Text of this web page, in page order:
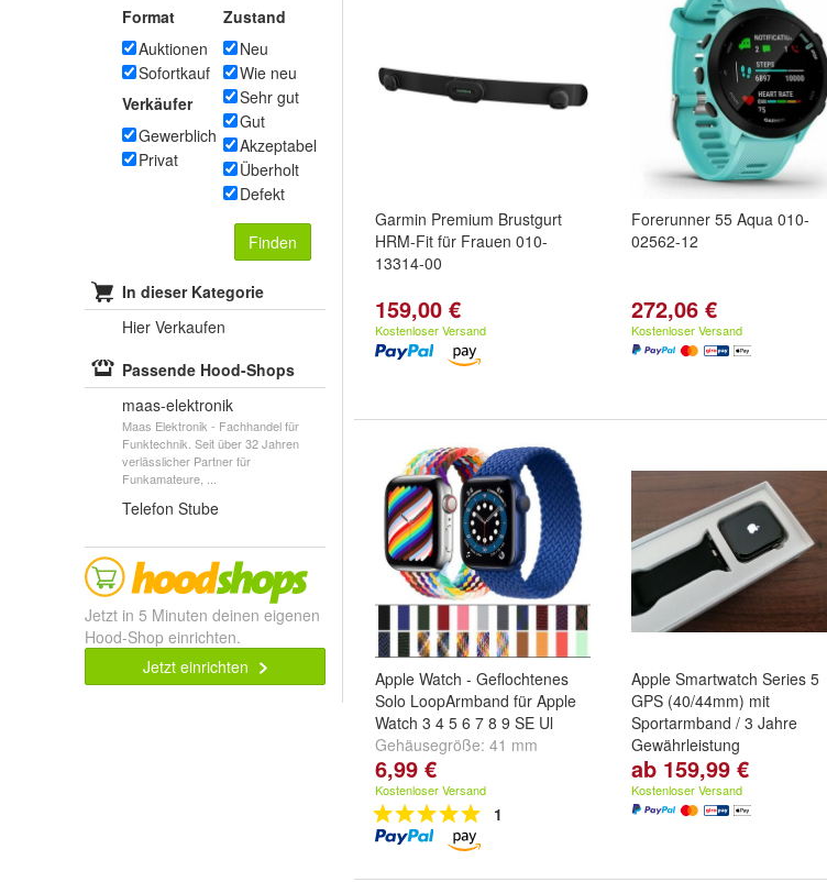
Format
Auktionen
Sofortkauf
Verkäufer
Gewerblich
Privat
Zustand
Neu
Wie neu
Sehr gut
Gut
Akzeptabel
Überholt
Defekt
Finden
In dieser Kategorie
Hier Verkaufen
Passende Hood-Shops
maas-elektronik
Maas Elektronik - Fachhandel für
Funktechnik. Seit über 32 Jahren
verlässlicher Partner für
Funkamateure, ...
Telefon Stube
Jetzt in 5 Minuten deinen eigenen
Hood-Shop einrichten.
Jetzt einrichten
Garmin Premium Brustgurt
HRM-Fit für Frauen 010-
13314-00
159,00 €
Kostenloser Versand
Forerunner 55 Aqua 010-
02562-12
272,06 €
Kostenloser Versand
Apple Watch - Geflochtenes
Solo LoopArmband für Apple
Watch 3 4 5 6 7 8 9 SE Ul
Gehäusegröße: 41 mm
(38/40/41)
(42/44/45/49)
6,99 €
Kostenloser Versand
1
Apple Smartwatch Series 5
GPS (40/44mm) mit
Sportarmband / 3 Jahre
Gewährleistung
Gehäuse - Größe:
44 mm
ab 159,99 €
Kostenloser Versand